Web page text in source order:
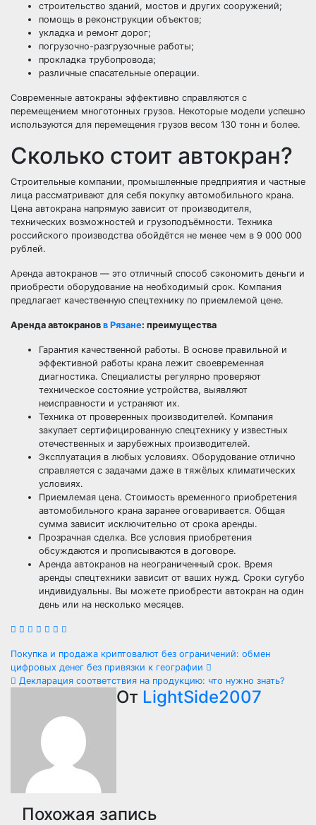
строительство зданий, мостов и других сооружений;
помощь в реконструкции объектов;
укладка и ремонт дорог;
погрузочно-разгрузочные работы;
прокладка трубопровода;
различные спасательные операции.
Современные автокраны эффективно справляются с
перемещением многотонных грузов. Некоторые модели успешно
используются для перемещения грузов весом 130 тонн и более.
Сколько стоит автокран?
Строительные компании, промышленные предприятия и частные
лица рассматривают для себя покупку автомобильного крана.
Цена автокрана напрямую зависит от производителя,
технических возможностей и грузоподъёмности. Техника
российского производства обойдётся не менее чем в 9 000 000
рублей.
Аренда автокранов — это отличный способ сэкономить деньги и
приобрести оборудование на необходимый срок. Компания
предлагает качественную спецтехнику по приемлемой цене.
Аренда автокранов в Рязане: преимущества
Гарантия качественной работы. В основе правильной и
эффективной работы крана лежит своевременная
диагностика. Специалисты регулярно проверяют
техническое состояние устройства, выявляют
неисправности и устраняют их.
Техника от проверенных производителей. Компания
закупает сертифицированную спецтехнику у известных
отечественных и зарубежных производителей.
Эксплуатация в любых условиях. Оборудование отлично
справляется с задачами даже в тяжёлых климатических
условиях.
Приемлемая цена. Стоимость временного приобретения
автомобильного крана заранее оговаривается. Общая
сумма зависит исключительно от срока аренды.
Прозрачная сделка. Все условия приобретения
обсуждаются и прописываются в договоре.
Аренда автокранов на неограниченный срок. Время
аренды спецтехники зависит от ваших нужд. Сроки сугубо
индивидуальны. Вы можете приобрести автокран на один
день или на несколько месяцев.
Навигация
по
записям
Покупка и продажа криптовалют без ограничений: обмен
цифровых денег без привязки к географии
Декларация соответствия на продукцию: что нужно знать?
От LightSide2007
Похожая запись